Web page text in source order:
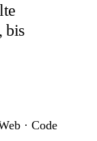
bis
· Code